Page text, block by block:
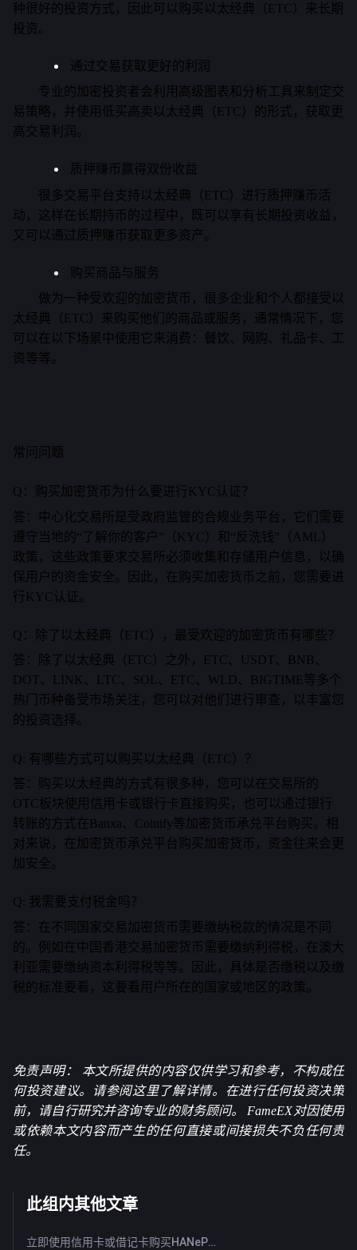
种很好的投资方式，因此可以购买以太经典（ETC）来长期
投资。
通过交易获取更好的利润
专业的加密投资者会利用高级图表和分析工具来制定交
易策略，并使用低买高卖以太经典（ETC）的形式，获取更
高交易利润。
质押赚币赢得双份收益
很多交易平台支持以太经典（ETC）进行质押赚币活
动，这样在长期持币的过程中，既可以享有长期投资收益，
又可以通过质押赚币获取更多资产。
购买商品与服务
做为一种受欢迎的加密货币，很多企业和个人都接受以
太经典（ETC）来购买他们的商品或服务，通常情况下，您
可以在以下场景中使用它来消费：餐饮、网购、礼品卡、工
资等等。
常问问题
Q：购买加密货币为什么要进行KYC认证？
答：中心化交易所是受政府监管的合规业务平台，它们需要
遵守当地的“了解你的客户”（KYC）和“反洗钱”（AML）
政策，这些政策要求交易所必须收集和存储用户信息，以确
保用户的资金安全。因此，在购买加密货币之前，您需要进
行KYC认证。
Q：除了以太经典（ETC），最受欢迎的加密货币有哪些？
答：除了以太经典（ETC）之外，ETC、USDT、BNB、
DOT、LINK、LTC、SOL、ETC、WLD、BIGTIME等多个
热门币种备受市场关注，您可以对他们进行审查，以丰富您
的投资选择。
Q: 有哪些方式可以购买以太经典（ETC）？
答：购买以太经典的方式有很多种，您可以在交易所的
OTC板块使用信用卡或银行卡直接购买，也可以通过银行
转账的方式在Banxa、Coinify等加密货币承兑平台购买。相
对来说，在加密货币承兑平台购买加密货币，资金往来会更
加安全。
Q: 我需要支付税金吗？
答：在不同国家交易加密货币需要缴纳税款的情况是不同
的。例如在中国香港交易加密货币需要缴纳利得税，在澳大
利亚需要缴纳资本利得税等等。因此，具体是否缴税以及缴
税的标准要看，这要看用户所在的国家或地区的政策。
免责声明： 本文所提供的内容仅供学习和参考，不构成任
何投资建议。请参阅这里了解详情。在进行任何投资决策
前，请自行研究并咨询专业的财务顾问。 FameEX对因使用
或依赖本文内容而产生的任何直接或间接损失不负任何责
任。
此组内其他文章
立即使用信用卡或借记卡购买HANePlatform (HANEP)